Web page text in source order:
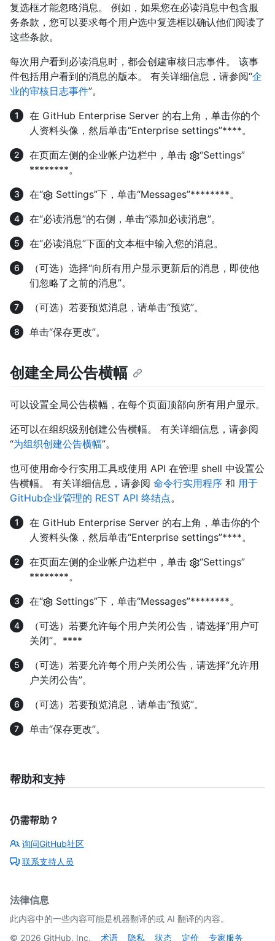
复选框才能忽略消息。 例如，如果您在必读消息中包含服
务条款，您可以要求每个用户选中复选框以确认他们阅读了
这些条款。
每次用户看到必读消息时，都会创建审核日志事件。 该事
件包括用户看到的消息的版本。 有关详细信息，请参阅“企
业的审核日志事件”。
在 GitHub Enterprise Server 的右上角，单击你的个
人资料头像，然后单击“Enterprise settings”****。
在页面左侧的企业帐户边栏中，单击
“Settings”
********。
在“
Settings”下，单击“Messages”********。
在“必读消息”的右侧，单击“添加必读消息”。
在“必读消息”下面的文本框中输入您的消息。
（可选）选择“向所有用户显示更新后的消息，即使他
们忽略了之前的消息”。
（可选）若要预览消息，请单击“预览”。
单击“保存更改”。
创建全局公告横幅
可以设置全局公告横幅，在每个页面顶部向所有用户显示。
还可以在组织级别创建公告横幅。 有关详细信息，请参阅
“为组织创建公告横幅”。
也可使用命令行实用工具或使用 API 在管理 shell 中设置公
告横幅。 有关详细信息，请参阅 命令行实用程序 和 用于
GitHub企业管理的 REST API 终结点。
在 GitHub Enterprise Server 的右上角，单击你的个
人资料头像，然后单击“Enterprise settings”****。
在页面左侧的企业帐户边栏中，单击
“Settings”
********。
在“
Settings”下，单击“Messages”********。
（可选）若要允许每个用户关闭公告，请选择“用户可
关闭”。****
（可选）若要允许每个用户关闭公告，请选择“允许用
户关闭公告”。
（可选）若要预览消息，请单击“预览”。
单击“保存更改”。
帮助和支持
仍需帮助？
询问GitHub社区
联系支持人员
法律信息
此内容中的一些内容可能是机器翻译的或 AI 翻译的内容。
© 2026 GitHub, Inc. 术语 隐私 状态 定价 专家服务